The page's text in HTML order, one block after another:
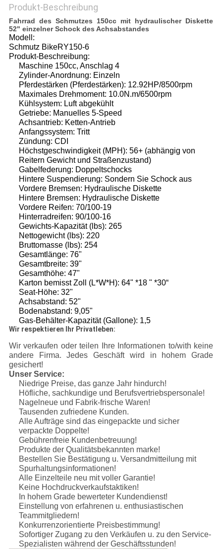
Produkt-Beschreibung
Fahrrad des Schmutzes 150cc mit hydraulischer Diskette
52" einzelner Schock des Achsabstandes
Modell:
Schmutz BikeRY150-6
Produkt-Beschreibung:
Maschine 150cc, Anschlag 4
Zylinder-Anordnung: Einzeln
Pferdestärken (Pferdestärken): 12.92HP/8500rpm
Maximales Drehmoment: 10.0N.m/6500rpm
Kühlsystem: Luft abgekühlt
Getriebe: Manuelles 5-Speed
Achsantrieb: Ketten-Antrieb
Anfangssystem: Tritt
Zündung: CDI
Höchstgeschwindigkeit (MPH): 56+ (abhängig von
Reitern Gewicht und Straßenzustand)
Gabelfederung: Doppeltschocks
Hintere Suspendierung: Sondern Sie Schock aus
Vordere Bremsen: Hydraulische Diskette
Hintere Bremsen: Hydraulische Diskette
Vordere Reifen: 70/100-19
Hinterradreifen: 90/100-16
Gewichts-Kapazität (lbs): 265
Nettogewicht (lbs): 220
Bruttomasse (lbs): 254
Gesamtlänge: 76"
Gesamtbreite: 39"
Gesamthöhe: 47"
Karton bemisst Zoll (L*W*H): 64" *18 " *30“
Seat-Höhe: 32"
Achsabstand: 52"
Bodenabstand: 9,05"
Gas-Behälter-Kapazität (Gallone): 1,5
Wir respektieren Ihr Privatleben:
Wir verkaufen oder teilen Ihre Informationen to/with keine
andere Firma. Jedes Geschäft wird in hohem Grade
gesichert!
Unser Service:
Niedrige Preise, das ganze Jahr hindurch!
Höfliche, sachkundige und Berufsvertriebspersonale!
Nagelneue und Fabrik-frische Waren!
Tausenden zufriedene Kunden.
Alle Aufträge sind das eingepackte und sicher
verpackte Doppelte!
Gebührenfreie Kundenbetreuung!
Produkte der Qualitätsbekannten marke!
Bestellen Sie Bestätigung u. Versandmitteilung mit
Spurhaltungsinformationen!
Alle Einzelteile neu mit voller Garantie!
Keine Hochdruckverkaufstaktiken!
In hohem Grade bewerteter Kundendienst!
Einstellung von erfahrenen u. enthusiastischen
Teammitgliedern!
Konkurrenzorientierte Preisbestimmung!
Sofortiger Zugang zu den Verkäufen u. zu den Service-
Spezialisten während der Geschäftsstunden!